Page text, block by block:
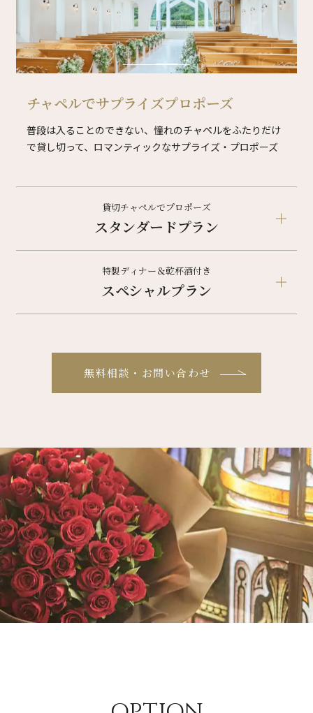
チャペルでサプライズプロポーズ
普段は入ることのできない、憧れのチャペルをふたりだけ
で貸し切って、ロマンティックなサプライズ・プロポーズ
スタンダードプラン
貸切チャペルでプロポーズ
スペシャルプラン
特製ディナー＆乾杯酒付き
無料相談・お問い合わせ